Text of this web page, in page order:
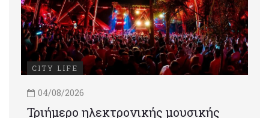
CITY LIFE
04/08/2026
Τριήμερο ηλεκτρονικής μουσικής